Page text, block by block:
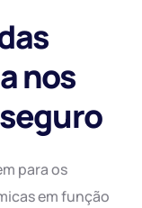
nos
para os
em função